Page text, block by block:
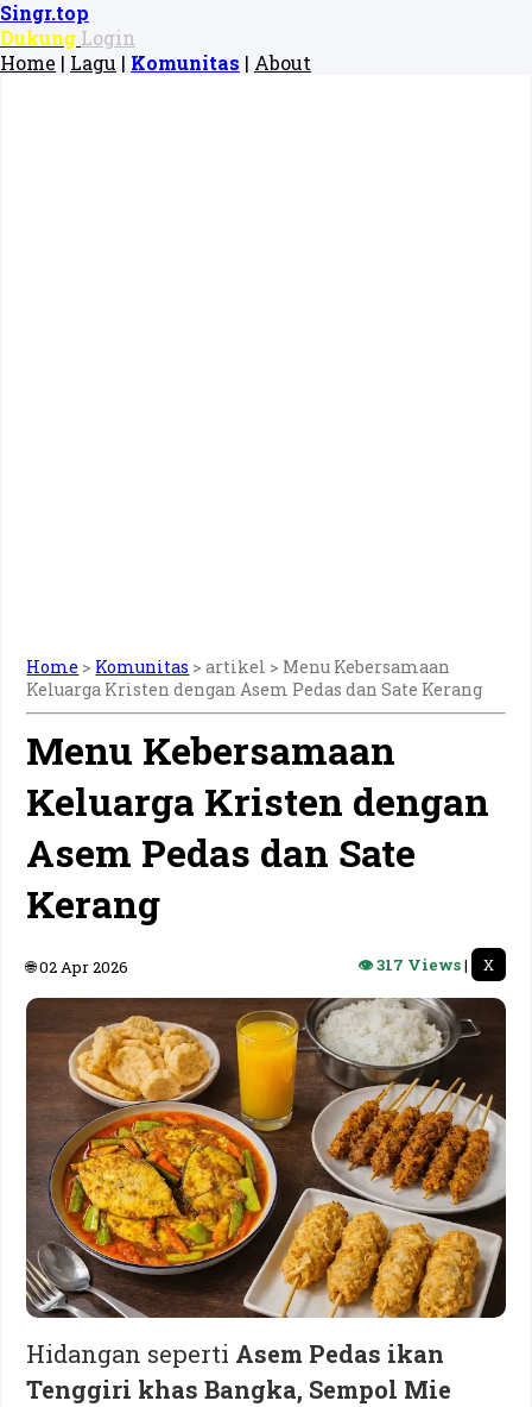
Singr.top
Dukung Login
Home | Lagu | Komunitas | About
Home > Komunitas > artikel > Menu Kebersamaan
Keluarga Kristen dengan Asem Pedas dan Sate Kerang
Menu Kebersamaan
Keluarga Kristen dengan
Asem Pedas dan Sate
Kerang
🌐 02 Apr 2026 👁 317 Views| X
Hidangan seperti Asem Pedas ikan
Tenggiri khas Bangka, Sempol Mie